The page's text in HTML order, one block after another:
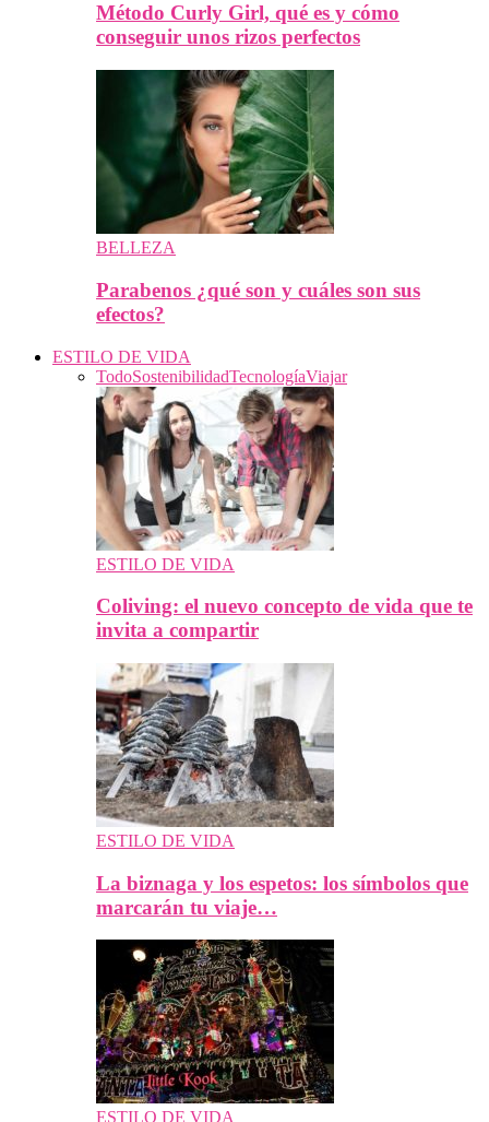
Método Curly Girl, qué es y cómo
conseguir unos rizos perfectos
BELLEZA
Parabenos ¿qué son y cuáles son sus
efectos?
ESTILO DE VIDA
TodoSostenibilidadTecnologíaViajar
ESTILO DE VIDA
Coliving: el nuevo concepto de vida que te
invita a compartir
ESTILO DE VIDA
La biznaga y los espetos: los símbolos que
marcarán tu viaje…
ESTILO DE VIDA